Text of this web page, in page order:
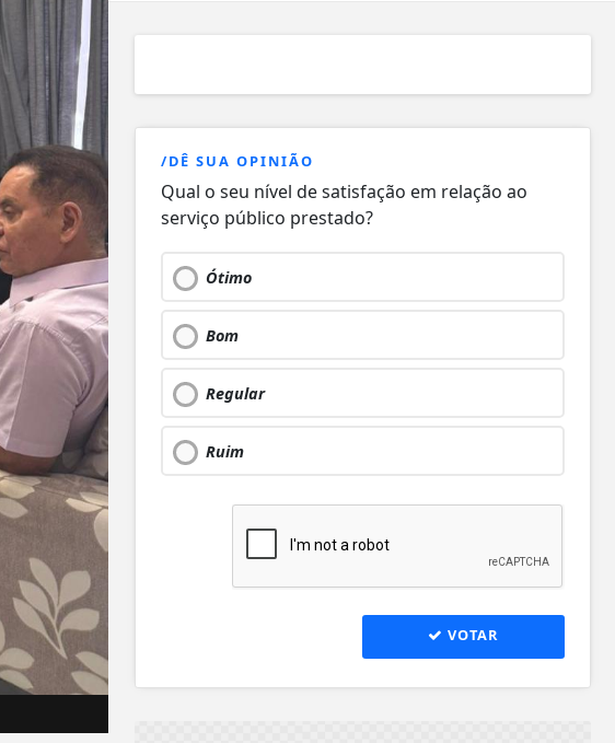
/DÊ SUA OPINIÃO
Qual o seu nível de satisfação em relação ao
serviço público prestado?
Ótimo
Bom
Regular
Ruim
VOTAR